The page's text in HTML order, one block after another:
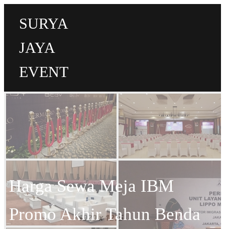
SURYA
JAYA
EVENT
Harga Sewa Meja IBM
Promo Akhir Tahun Benda